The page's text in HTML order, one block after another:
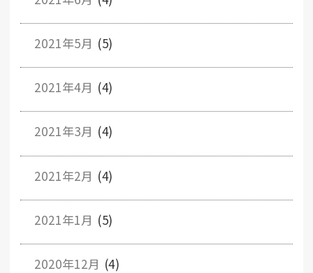
2021年5月 (5)
2021年4月 (4)
2021年3月 (4)
2021年2月 (4)
2021年1月 (5)
2020年12月 (4)